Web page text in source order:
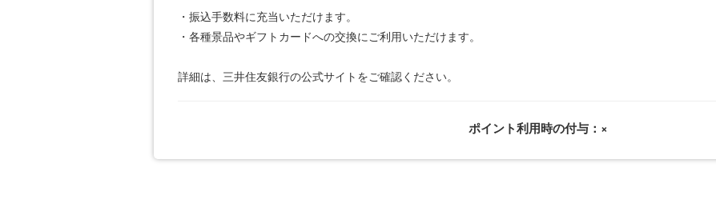
・振込手数料に充当いただけます。
・各種景品やギフトカードへの交換にご利用いただけます。
詳細は、三井住友銀行の公式サイトをご確認ください。
ポイント利用時の付与：×